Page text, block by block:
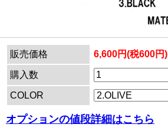
販売価格 6,600円(税600円)
購入数
COLOR
オプションの値段詳細はこちら